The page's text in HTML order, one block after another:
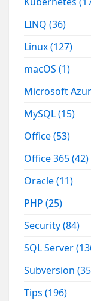
LINQ(36)
Linux(127)
macOS(1)
Microsoft
MySQL(15)
Office(53)
Office 365(42)
Oracle(11)
PHP(25)
Security(84)
SQL Server
Subversion
Tips(196)